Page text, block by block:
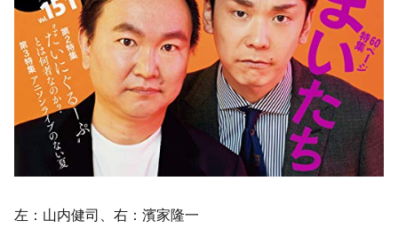
左：山内健司、右：濱家隆一